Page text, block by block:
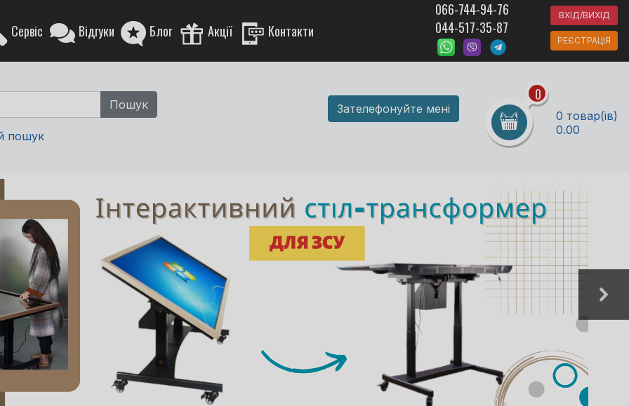
Сервіс Відгуки Блог Акції Контакти
066-744-94-76
044-517-35-87
ВХІД/ВИХІД
РЕЄСТРАЦІЯ
пошук
Зателефонуйте мені
0
0 товар(ів)
0.00